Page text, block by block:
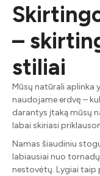
–
stiliai
Mūsų natūrali aplinka
naudojame erdvę –
darantys įtaką mūsų
labai skiriasi
Namas šiaudiniu
labiausiai nuo
nestovėtų. Lygiai taip